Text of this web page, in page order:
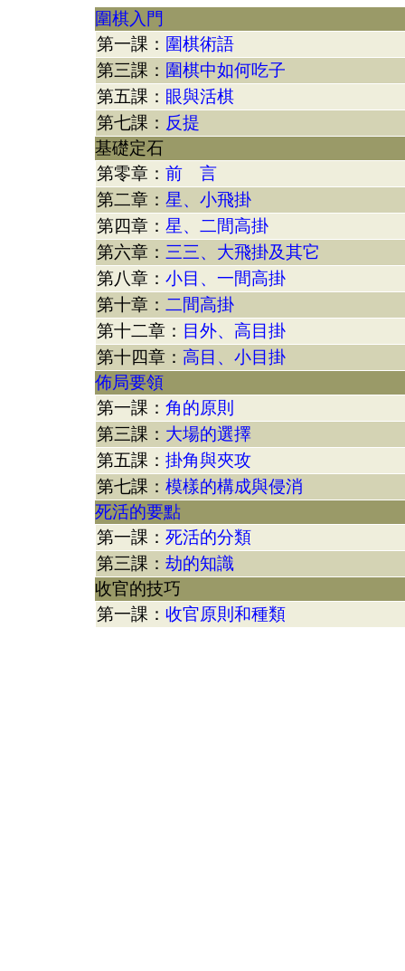
圍棋入門
第一課： 圍棋術語
第三課： 圍棋中如何吃子
第五課： 眼與活棋
第七課： 反提
基礎定石
第零章： 前 言
第二章： 星、小飛掛
第四章： 星、二間高掛
第六章： 三三、大飛掛及其它
第八章： 小目、一間高掛
第十章： 二間高掛
第十二章： 目外、高目掛
第十四章： 高目、小目掛
佈局要領
第一課： 角的原則
第三課： 大場的選擇
第五課： 掛角與夾攻
第七課： 模樣的構成與侵消
死活的要點
第一課： 死活的分類
第三課： 劫的知識
收官的技巧
第一課： 收官原則和種類